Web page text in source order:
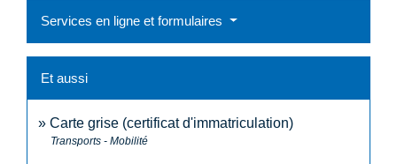
Services en ligne et formulaires
Et aussi
Carte grise (certificat d'immatriculation)
Transports - Mobilité